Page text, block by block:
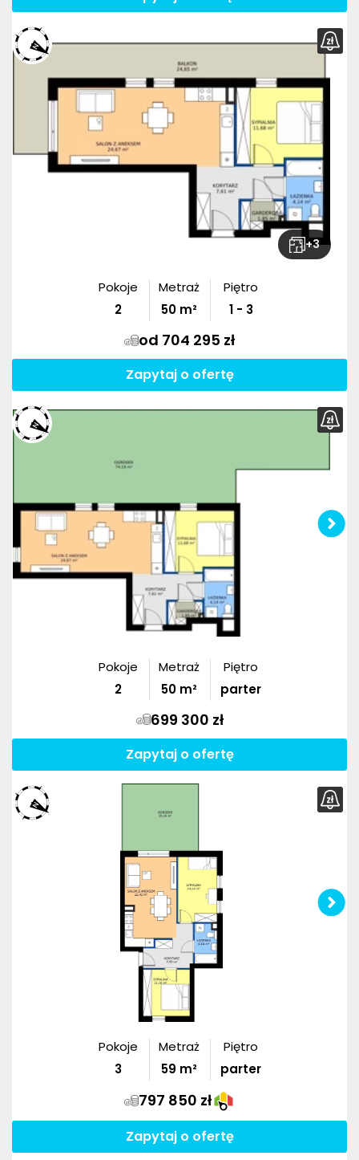
+3
Pokoje
2
Metraż
50 m²
Piętro
1 - 3
od 704 295 zł
Zapytaj o ofertę
Pokoje
2
Metraż
50 m²
Piętro
parter
699 300 zł
Zapytaj o ofertę
Pokoje
3
Metraż
59 m²
Piętro
parter
797 850 zł
Zapytaj o ofertę